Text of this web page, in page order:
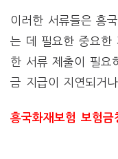
이러한 서류들은 흥
는 데 필요한 중요한
한 서류 제출이 필요
금 지급이 지연되거
흥국화재보험 보험